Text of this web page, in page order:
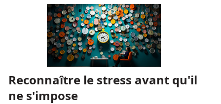
Reconnaître le stress avant qu'il
ne s'impose